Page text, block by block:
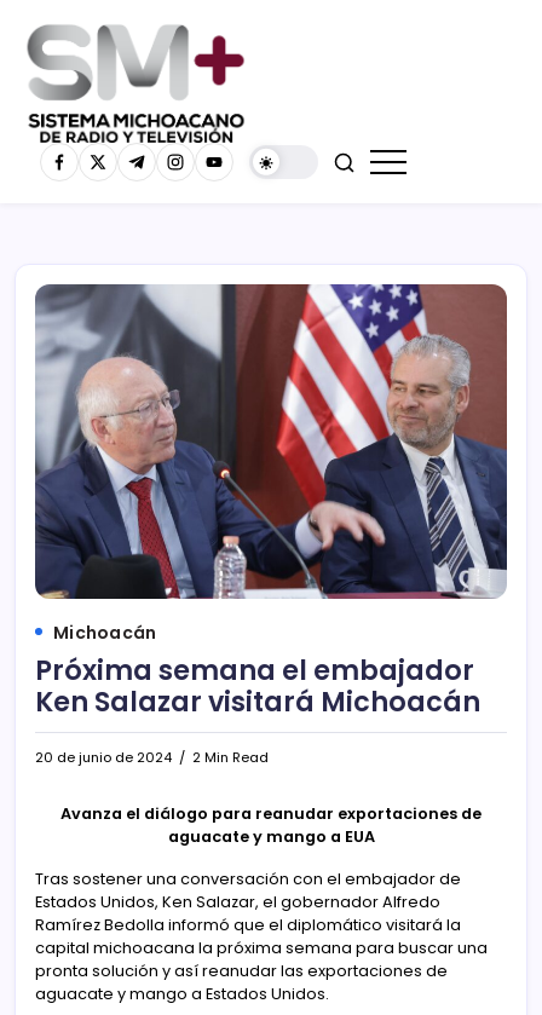
Michoacán
Próxima semana el embajador
Ken Salazar visitará Michoacán
20 de junio de 2024 2 Min Read
Avanza el diálogo para reanudar exportaciones de
aguacate y mango a EUA
Tras sostener una conversación con el embajador de
Estados Unidos, Ken Salazar, el gobernador Alfredo
Ramírez Bedolla informó que el diplomático visitará la
capital michoacana la próxima semana para buscar una
pronta solución y así reanudar las exportaciones de
aguacate y mango a Estados Unidos.